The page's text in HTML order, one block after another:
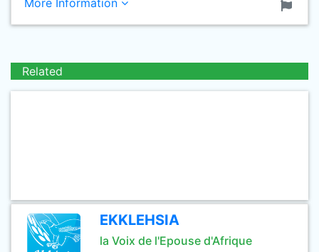
More Information
Related
EKKLEHSIA
la Voix de l'Epouse d'Afrique